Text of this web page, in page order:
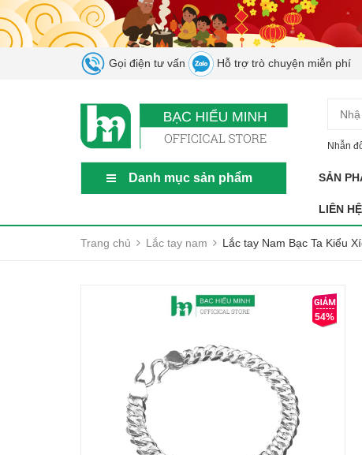
Gọi điện tư vấn Hỗ trợ trò chuyện miễn phí
Nhẫn
Danh mục sản phẩm SẢN
LIÊN HỆ
Trang chủ Lắc tay nam Lắc tay Nam Bạc Ta Kiểu
54%